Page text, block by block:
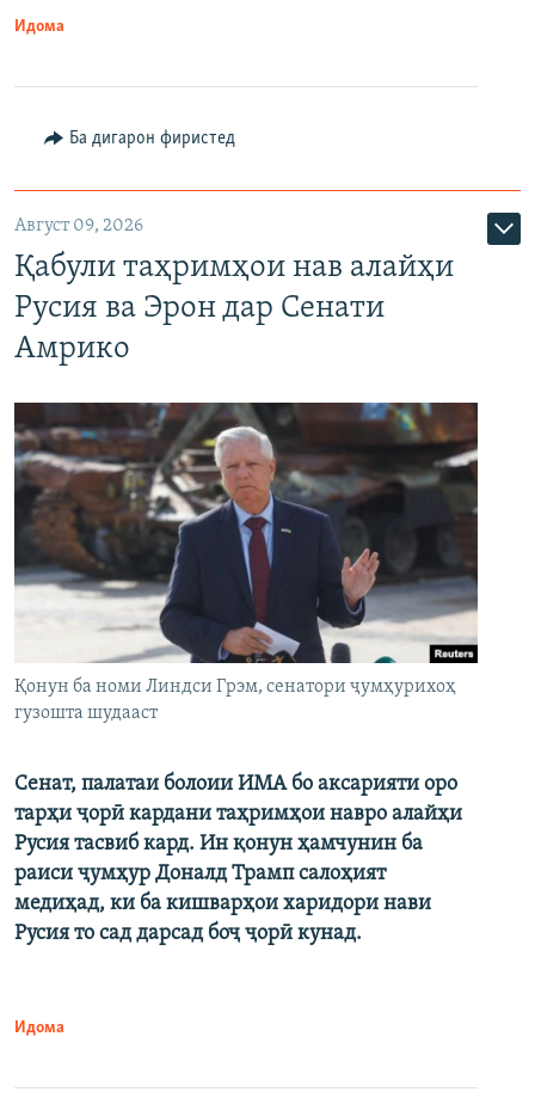
Идома
Ба дигарон фиристед
Август 09, 2026
Қабули таҳримҳои нав алайҳи
Русия ва Эрон дар Сенати
Амрико
Қонун ба номи Линдси Грэм, сенатори ҷумҳурихоҳ
гузошта шудааст
Сенат, палатаи болоии ИМА бо аксарияти оро
тарҳи ҷорӣ кардани таҳримҳои навро алайҳи
Русия тасвиб кард. Ин қонун ҳамчунин ба
раиси ҷумҳур Доналд Трамп салоҳият
медиҳад, ки ба кишварҳои харидори нави
Русия то сад дарсад боҷ ҷорӣ кунад.
Идома